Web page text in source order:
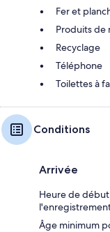
Fer et
Produits de
Recyclage
Téléphone
Toilettes à
Conditions
Arrivée
Heure de
Âge minimum